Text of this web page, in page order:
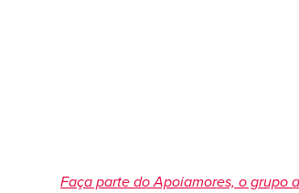
Faça parte do Apoiamores, o grupo